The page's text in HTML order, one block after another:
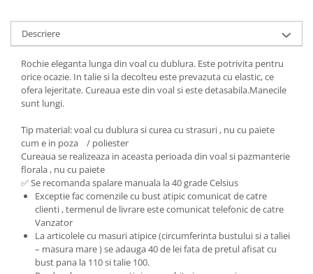
Descriere
Rochie eleganta lunga din voal cu dublura. Este potrivita pentru
orice ocazie. In talie si la decolteu este prevazuta cu elastic, ce
ofera lejeritate. Cureaua este din voal si este detasabila.Manecile
sunt lungi.
Tip material: voal cu dublura si curea cu strasuri , nu cu paiete
cum e in poza / poliester
Cureaua se realizeaza in aceasta perioada din voal si pazmanterie
florala , nu cu paiete
✅ Se recomanda spalare manuala la 40 grade Celsius
Exceptie fac comenzile cu bust atipic comunicat de catre
clienti , termenul de livrare este comunicat telefonic de catre
Vanzator
La articolele cu masuri atipice (circumferinta bustului si a taliei
– masura mare ) se adauga 40 de lei fata de pretul afisat cu
bust pana la 110 si talie 100.